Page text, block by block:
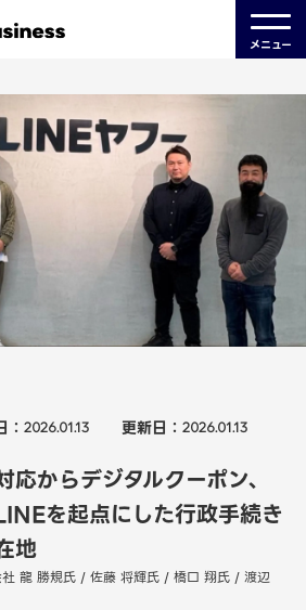
メニュー
2026.01.13 更新日： 2026.01.13
からデジタルクーポン、
を起点にした行政手続き
地
龍 勝規氏 / 佐藤 将輝氏 / 橋口 翔氏 / 渡辺